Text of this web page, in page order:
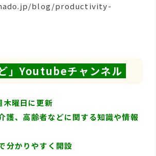
blog/productivity-
」Youtubeチャンネル
曜日に更新
護、高齢者などに関する知識や情報
分かりやすく開設